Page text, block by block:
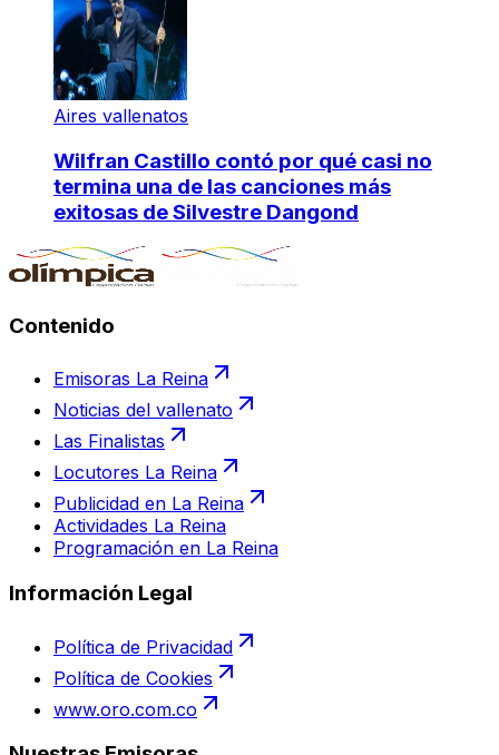
Aires vallenatos
Wilfran Castillo contó por qué casi no
termina una de las canciones más
exitosas de Silvestre Dangond
Contenido
Emisoras La Reina
Noticias del vallenato
Las Finalistas
Locutores La Reina
Publicidad en La Reina
Actividades La Reina
Programación en La Reina
Información Legal
Política de Privacidad
Política de Cookies
www.oro.com.co